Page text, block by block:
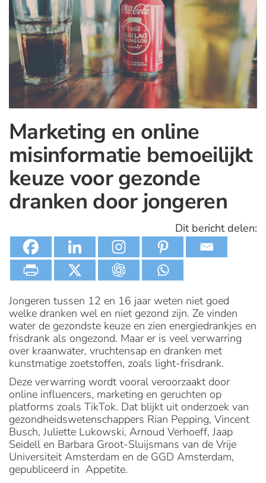
Marketing en online
misinformatie bemoeilijkt
keuze voor gezonde
dranken door jongeren
Dit bericht delen:
Jongeren tussen 12 en 16 jaar weten niet goed
welke dranken wel en niet gezond zijn. Ze vinden
water de gezondste keuze en zien energiedrankjes en
frisdrank als ongezond. Maar er is veel verwarring
over kraanwater, vruchtensap en dranken met
kunstmatige zoetstoffen, zoals light-frisdrank.
Deze verwarring wordt vooral veroorzaakt door
online influencers, marketing en geruchten op
platforms zoals TikTok. Dat blijkt uit onderzoek van
gezondheidswetenschappers Rian Pepping, Vincent
Busch, Juliette Lukowski, Arnoud Verhoeff, Jaap
Seidell en Barbara Groot-Sluijsmans van de Vrije
Universiteit Amsterdam en de GGD Amsterdam,
gepubliceerd in Appetite.